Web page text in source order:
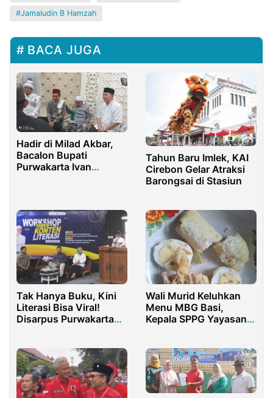
Jamaludin B Hamzah
BACA JUGA
Hadir di Milad Akbar,
Bacalon Bupati
Purwakarta Ivan
Tahun Baru Imlek, KAI
Cirebon Gelar Atraksi
Barongsai di Stasiun
Tak Hanya Buku, Kini
Literasi Bisa Viral!
Disarpus Purwakarta
Wali Murid Keluhkan
Menu MBG Basi,
Kepala SPPG Yayasan